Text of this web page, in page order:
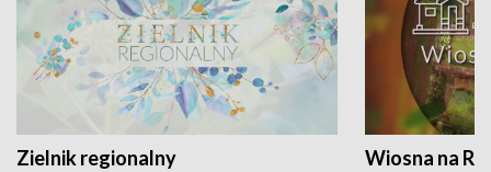
Zielnik regionalny Wiosna na